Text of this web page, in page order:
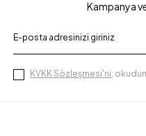
Kampanya
KVKK Sözleşmesi'ni,